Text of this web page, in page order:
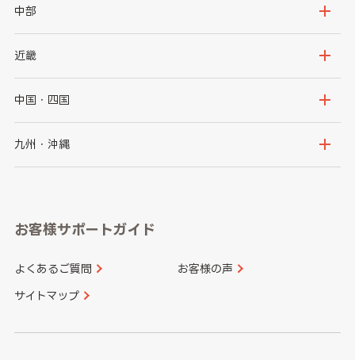
岩手県
秋田県
茨城県
群馬県
千葉県
中部
新潟県
石川県
山梨県
愛知県
近畿
大阪府
京都府
和歌山県
中国・四国
鳥取県
山口県
香川県 愛媛県
九州・沖縄
長崎県
大分県 宮崎県
お客様サポートガイド
よくあるご質問 お客様の声
サイトマップ